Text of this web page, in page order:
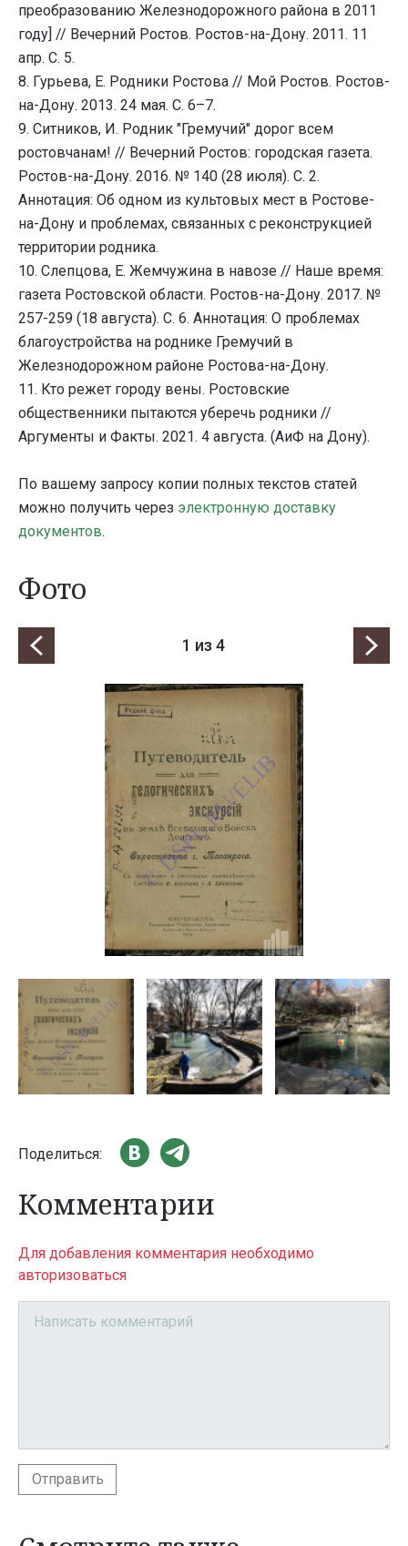
преобразованию Железнодорожного района в 2011
году] // Вечерний Ростов. Ростов-на-Дону. 2011. 11
апр. С. 5.
8. Гурьева, Е. Родники Ростова // Мой Ростов. Ростов-
на-Дону. 2013. 24 мая. С. 6–7.
9. Ситников, И. Родник "Гремучий" дорог всем
ростовчанам! // Вечерний Ростов: городская газета.
Ростов-на-Дону. 2016. № 140 (28 июля). С. 2.
Аннотация: Об одном из культовых мест в Ростове-
на-Дону и проблемах, связанных с реконструкцией
территории родника.
10. Слепцова, Е. Жемчужина в навозе // Наше время:
газета Ростовской области. Ростов-на-Дону. 2017. №
257-259 (18 августа). С. 6. Аннотация: О проблемах
благоустройства на роднике Гремучий в
Железнодорожном районе Ростова-на-Дону.
11. Кто режет городу вены. Ростовские
общественники пытаются уберечь родники //
Аргументы и Факты. 2021. 4 августа. (АиФ на Дону).
По вашему запросу копии полных текстов статей
можно получить через электронную доставку
документов.
Фото
1 из 4
Поделиться:
Комментарии
Для добавления комментария необходимо
авторизоваться
Отправить